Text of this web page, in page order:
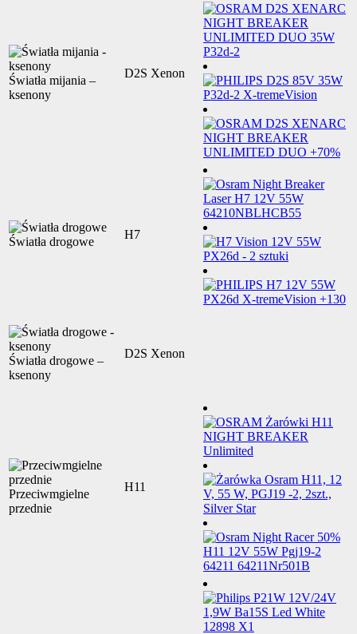
Światła mijania –
ksenony
D2S Xenon
Światła drogowe
H7
Światła drogowe –
ksenony
D2S Xenon
Przeciwmgielne
przednie
H11